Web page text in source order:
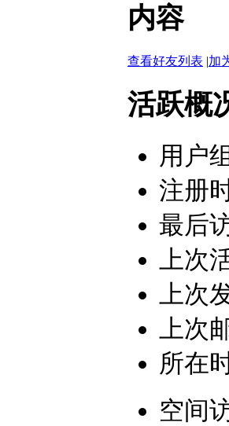
内容
查看好友列表 |加
活跃概
用户
注册
最后
上次
上次
上次
所在
空间